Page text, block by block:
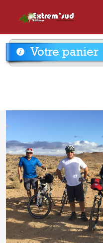
Votre panier